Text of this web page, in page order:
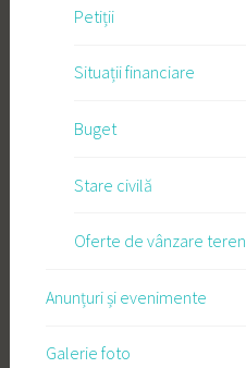
Petiții
Situații financiare
Buget
Stare civilă
Oferte de vânzare teren
Anunțuri și evenimente
Galerie foto